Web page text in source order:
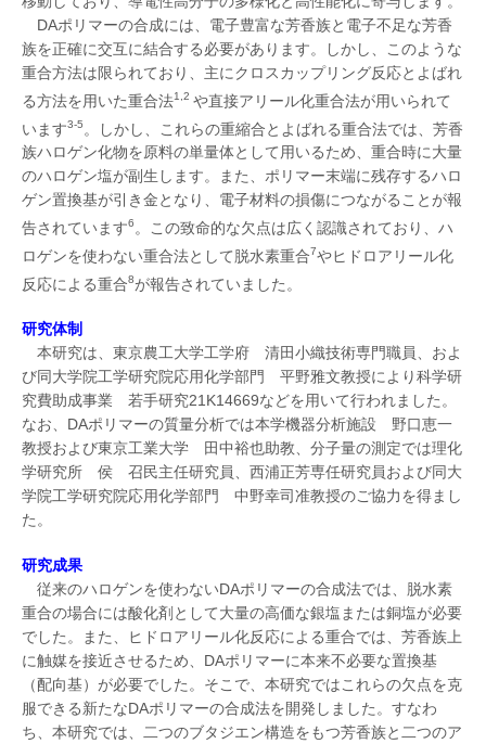
DAポリマーの合成には、電子豊富な芳香族と電子不足な芳香
族を正確に交互に結合する必要があります。しかし、このような
重合方法は限られており、主にクロスカップリング反応とよばれ
る方法を用いた重合法1,2 や直接アリール化重合法が用いられて
います3-5 。しかし、これらの重縮合とよばれる重合法では、芳香
族ハロゲン化物を原料の単量体として用いるため、重合時に大量
のハロゲン塩が副生します。また、ポリマー末端に残存するハロ
ゲン置換基が引き金となり、電子材料の損傷につながることが報
告されています6 。この致命的な欠点は広く認識されており、ハ
ロゲンを使わない重合法として脱水素重合7やヒドロアリール化
反応による重合8が報告されていました。
研究体制
本研究は、東京農工大学工学府 清田小織技術専門職員、およ
び同大学院工学研究院応用化学部門 平野雅文教授により科学研
究費助成事業 若手研究21K14669などを用いて行われました。
なお、DAポリマーの質量分析では本学機器分析施設 野口恵一
教授および東京工業大学 田中裕也助教、分子量の測定では理化
学研究所 侯 召民主任研究員、西浦正芳専任研究員および同大
学院工学研究院応用化学部門 中野幸司准教授のご協力を得まし
た。
研究成果
従来のハロゲンを使わないDAポリマーの合成法では、脱水素
重合の場合には酸化剤として大量の高価な銀塩または銅塩が必要
でした。また、ヒドロアリール化反応による重合では、芳香族上
に触媒を接近させるため、DAポリマーに本来不必要な置換基
（配向基）が必要でした。そこで、本研究ではこれらの欠点を克
服できる新たなDAポリマーの合成法を開発しました。すなわ
ち、本研究では、二つのブタジエン構造をもつ芳香族と二つのア